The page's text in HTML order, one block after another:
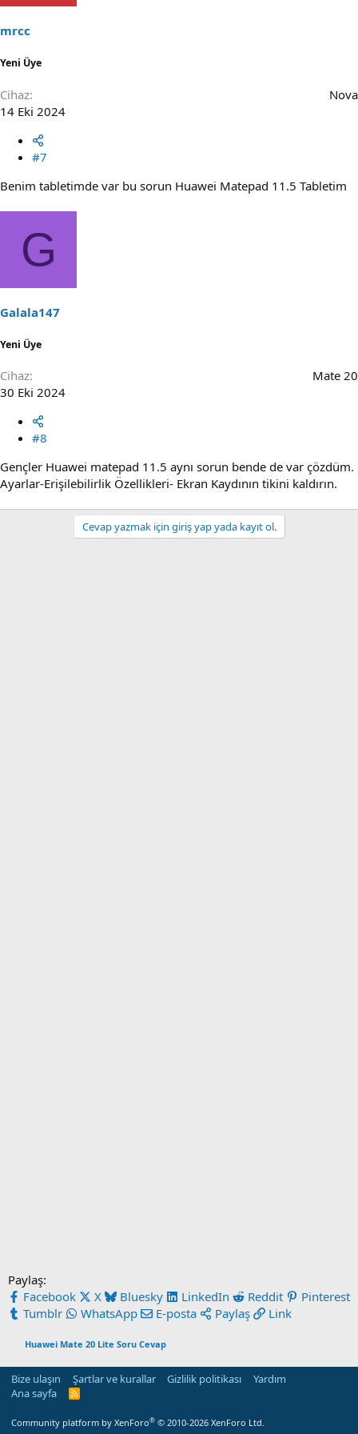
mrcc
Yeni Üye
Cihaz
Nova
14 Eki 2024
#7
Benim tabletimde var bu sorun Huawei Matepad 11.5 Tabletim
G
Galala147
Yeni Üye
Cihaz
Mate 20
30 Eki 2024
#8
Gençler Huawei matepad 11.5 aynı sorun bende de var çözdüm.
Ayarlar-Erişilebilirlik Özellikleri- Ekran Kaydının tikini kaldırın.
Cevap yazmak için giriş yap yada kayıt ol.
Paylaş:
Facebook
X Bluesky LinkedIn Reddit
Pinterest
Tumblr
WhatsApp E-posta Paylaş Link
Huawei Mate 20 Lite Soru Cevap
Bize ulaşın Şartlar ve kurallar Gizlilik politikası
Yardım
Ana sayfa
R
Community platform by XenForo® © 2010-2026 XenForo Ltd.